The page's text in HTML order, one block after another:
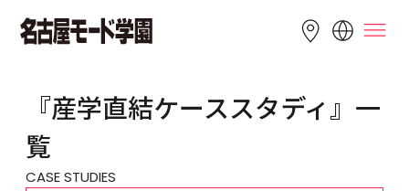
English 简体中文 繁體中文
『産学直結ケーススタディ』一
覧
CASE STUDIES